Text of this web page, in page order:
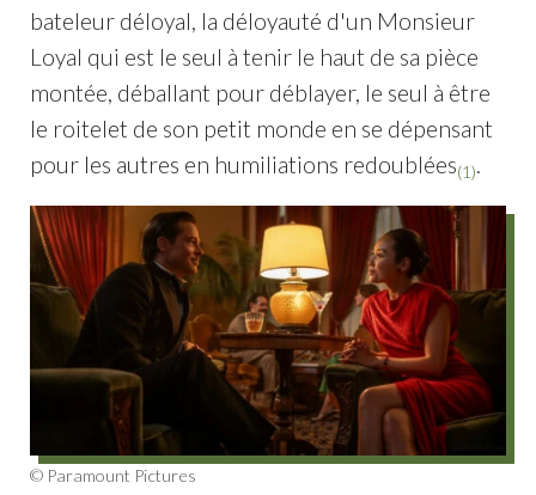
bateleur déloyal, la déloyauté d'un Monsieur
Loyal qui est le seul à tenir le haut de sa pièce
montée, déballant pour déblayer, le seul à être
le roitelet de son petit monde en se dépensant
pour les autres en humiliations redoublées(1).
© Paramount Pictures